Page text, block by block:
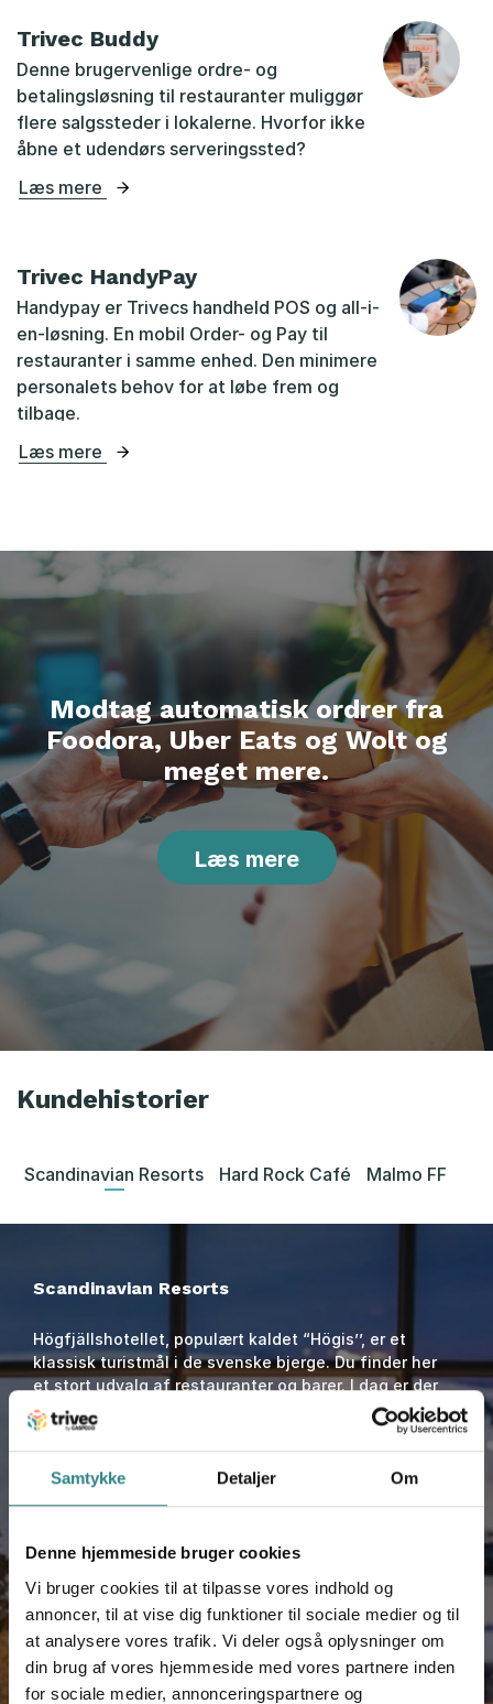
Samtykke Detaljer Om
Denne hjemmeside bruger cookies
Vi bruger cookies til at tilpasse vores indhold og
annoncer, til at vise dig funktioner til sociale medier og til
at analysere vores trafik. Vi deler også oplysninger om
din brug af vores hjemmeside med vores partnere inden
for sociale medier, annonceringspartnere og
Trivec Buddy
Denne brugervenlige ordre- og
betalingsløsning til restauranter muliggør
flere salgssteder i lokalerne. Hvorfor ikke
åbne et udendørs serveringssted?
Læs mere
Trivec HandyPay
Handypay er Trivecs handheld POS og all-i-
en-løsning. En mobil Order- og Pay til
restauranter i samme enhed. Den minimere
personalets behov for at løbe frem og
tilbage.
Læs mere
Modtag automatisk ordrer fra
Foodora, Uber Eats og Wolt og
meget mere.
Læs mere
Kundehistorier
Scandinavian Resorts Hard Rock Café Malmo FF
Scandinavian Resorts
Högfjällshotellet, populært kaldet “Högis’’, er et
klassisk turistmål i de svenske bjerge. Du finder her
et stort udvalg af restauranter og barer. I dag er der
13 forretninger med forskellige koncepter lige fra
burgere til sultne skiløbere til en fin restaurant på
hotellet.
effektive måde har Högfjällshotellet behov for en
pålidelig og fremtidssikker løsning. Den største
motivation for at skifte til et nyt POS- og
faktureringssystem var at Högfjällshotellet havde
behov for en løsning med en pålidelig leverandør
med lokal tilstedeværelse.